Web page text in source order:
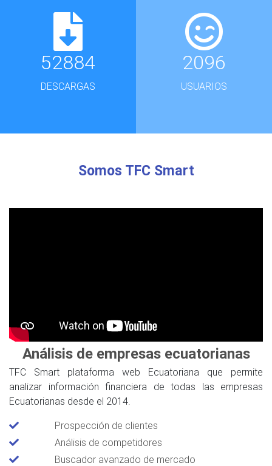
52884
DESCARGAS
2096
USUARIOS
Somos TFC Smart
Análisis de empresas ecuatorianas
TFC Smart plataforma web Ecuatoriana que permite
analizar información financiera de todas las empresas
Ecuatorianas desde el 2014.
Prospección de clientes
Análisis de competidores
Buscador avanzado de mercado